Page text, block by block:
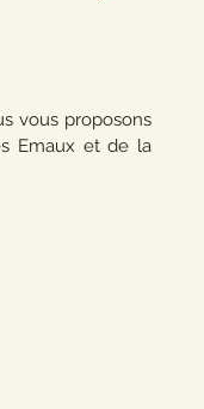
vous proposons
Emaux et de la